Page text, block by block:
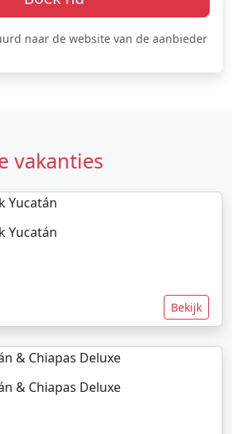
naar de website van de aanbieder
vakanties
Yucatán
Bekijk
& Chiapas Deluxe